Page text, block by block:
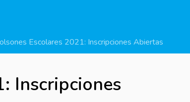
Escolares 2021: Inscripciones Abiertas
Inscripciones